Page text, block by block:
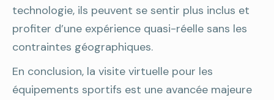
technologie, ils peuvent se sentir plus inclus et
profiter d’une expérience quasi-réelle sans les
contraintes géographiques.
En conclusion, la visite virtuelle pour les
équipements sportifs est une avancée majeure